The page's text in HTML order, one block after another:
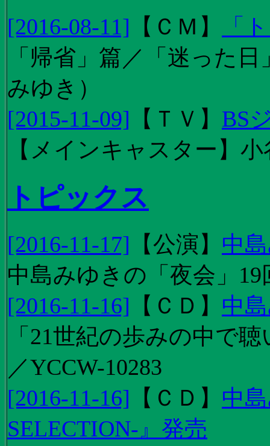
[2016-08-11] 【 ＣＭ 】
「
「帰省」篇／「迷った
みゆき）
[2015-11-09] 【 ＴＶ 】 BS
【メインキャスター】
トピックス
[2016-11-17] 【公演 】 中
中島みゆきの「夜会」
[2016-11-16] 【 ＣＤ 】 中
「21世紀の歩みの中で
／YCCW-10283
[2016-11-16] 【 ＣＤ 】 中
SELECTION-』発売